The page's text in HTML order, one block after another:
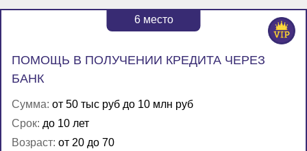
6место
ПОМОЩЬ В ПОЛУЧЕНИИ КРЕДИТА ЧЕРЕЗ
БАНК
Сумма: от 50 тыс руб до 10 млн руб
Срок: до 10 лет
Возраст: от 20 до 70